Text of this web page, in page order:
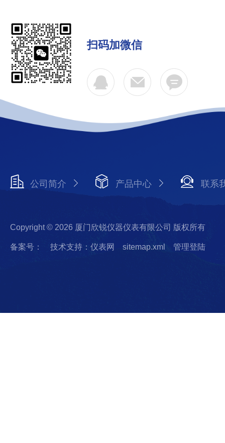
扫码加微信
公司简介 产品中心 联系
Copyright © 2026 厦门欣锐仪器仪表有限公司 版权所有
备案号： 技术支持：仪表网 sitemap.xml 管理登陆